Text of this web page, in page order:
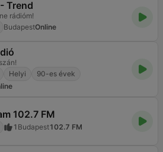
Trend
rádióm!
BudapestOnline
Helyi
90-es évek
102.7 FM
1 Budapest102.7 FM